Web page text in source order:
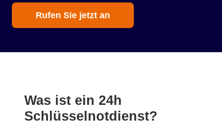
Rufen Sie jetzt an
Was ist ein 24h
Schlüsselnotdienst?